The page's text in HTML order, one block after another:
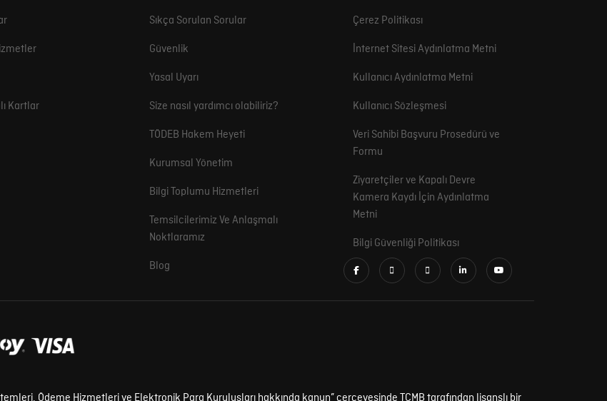
Kartlar
Sıkça Sorulan Sorular
Güvenlik
Yasal Uyarı
Size nasıl yardımcı olabiliriz?
TÖDEB Hakem Heyeti
Kurumsal Yönetim
Bilgi Toplumu Hizmetleri
Temsilcilerimiz Ve Anlaşmalı
Noktlaramız
Blog
Çerez Politikası
İnternet Sitesi Aydınlatma Metni
Kullanıcı Aydınlatma Metni
Kullanıcı Sözleşmesi
Veri Sahibi Başvuru Prosedürü ve
Formu
Ziyaretçiler ve Kapalı Devre
Kamera Kaydı İçin Aydınlatma
Metni
Bilgi Güvenliği Politikası
Ödeme Hizmetleri ve Elektronik Para Kuruluşları hakkında kanun” çerçevesinde TCMB tarafından lisanslı bir